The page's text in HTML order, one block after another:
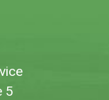
5